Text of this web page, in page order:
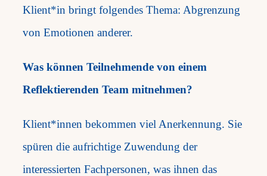
Klient*in bringt folgendes Thema: Abgrenzung
von Emotionen anderer.
Was können Teilnehmende von einem
Reflektierenden Team mitnehmen?
Klient*innen bekommen viel Anerkennung. Sie
spüren die aufrichtige Zuwendung der
interessierten Fachpersonen, was ihnen das